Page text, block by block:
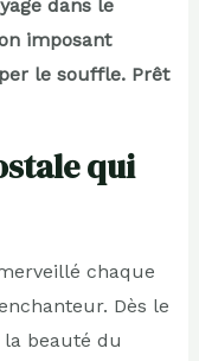
dans le
imposant
le souffle. Prêt
qui
chaque
Dès le
beauté du